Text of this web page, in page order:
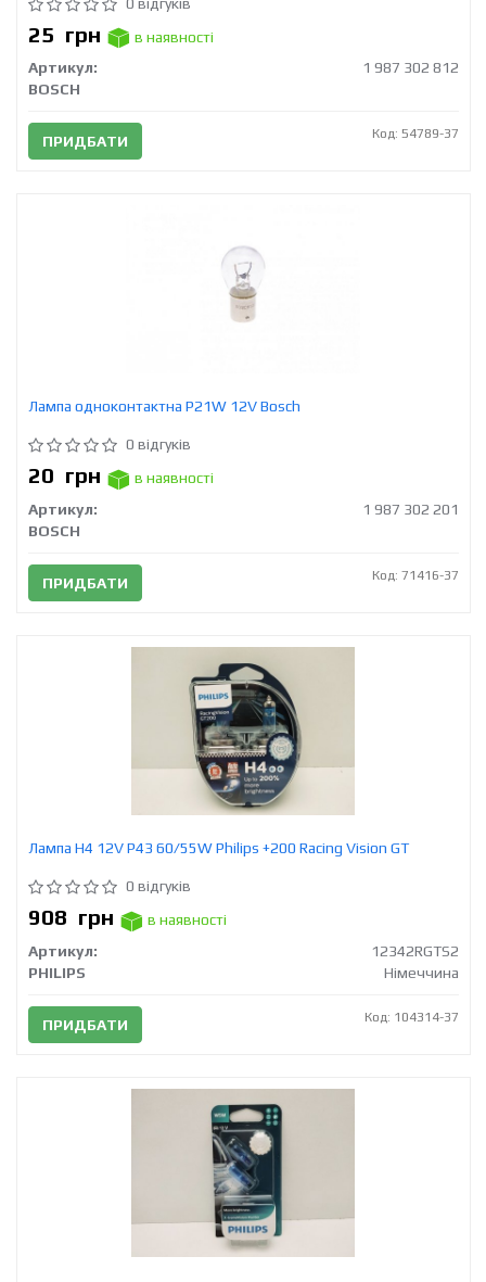
25 грн
в наявності
Артикул:
1 987 302 812
BOSCH
ПРИДБАТИ Код: 54789-37
Лампа одноконтактна P21W 12V Bosch
0 відгуків
20 грн
в наявності
Артикул:
1 987 302 201
BOSCH
ПРИДБАТИ Код: 71416-37
Лампа H4 12V Р43 60/55W Philips +200 Racing Vision GT
0 відгуків
908 грн
в наявності
Артикул:
12342RGTS2
PHILIPS
Німеччина
ПРИДБАТИ Код: 104314-37